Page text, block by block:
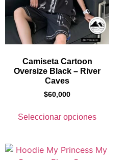
Camiseta Cartoon
Oversize Black – River
Caves
$60,000
Seleccionar opciones